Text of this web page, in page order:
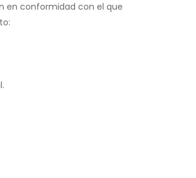
en conformidad con el que